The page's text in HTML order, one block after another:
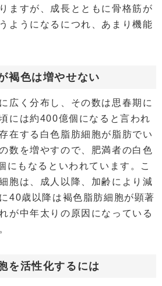
ますが、成長とともに骨格筋が
ようになるにつれ、あまり機能
褐色は増やせない
広く分布し、その数は思春期に
には約400億個になると言われ
在する白色脂肪細胞が脂肪でい
数を増やすので、肥満者の白色
にもなるといわれています。こ
胞は、成人以降、加齢により減
40歳以降は褐色脂肪細胞が顕著
が中年太りの原因になっている
を活性化するには